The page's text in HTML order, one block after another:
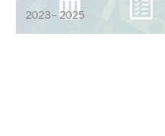
2023 – 2025